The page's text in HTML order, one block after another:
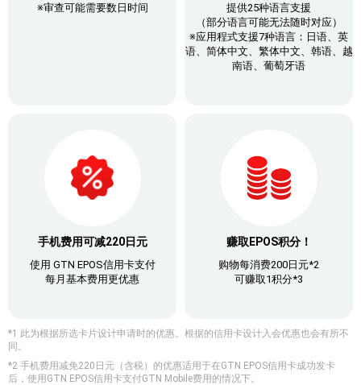
※审查可能需要数日时间
提供25种语言支援
（部分语言可能无法随时对应）
※应用程式支援7种语言：日语、英
语、简体中文、繁体中文、韩语、越
南语、葡萄牙语
手机费用可减220日元
使用 GTN EPOS信用卡支付
每月基本费用更优惠
赚取EPOS积分！
购物每消费200日元*2
可赚取1积分*3
*1 此为根据所选卡片设计申请时的优惠。根据的信用卡设计入会优惠也会有所不
同。
*2 手机费用减免220日元（含税）的优惠适用于在GTN EPOS信用卡成功发卡
后，使用GTN EPOS信用卡支付GTN Mobile费用的情况下。